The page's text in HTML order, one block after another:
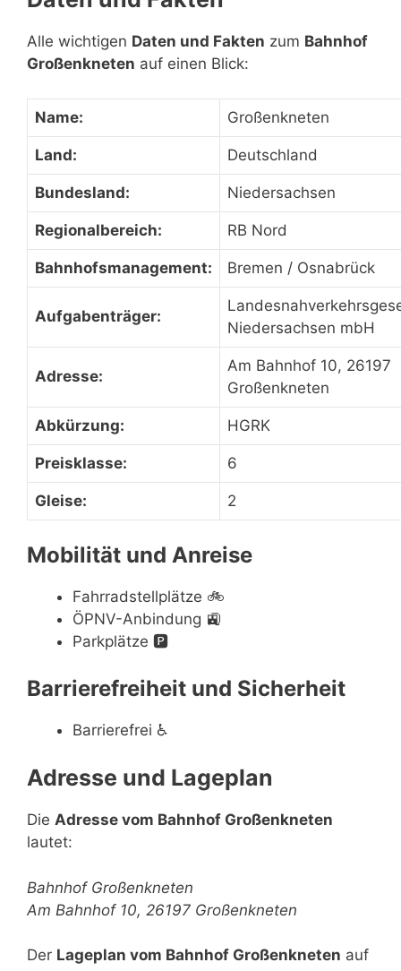
Alle wichtigen Daten und Fakten zum Bahnhof
Großenkneten auf einen Blick:
Name: Großenkneten
Land: Deutschland
Bundesland: Niedersachsen
Regionalbereich: RB Nord
Bahnhofsmanagement: Bremen / Osnabrück
Aufgabenträger:
Niedersachsen mbH
Adresse:
Am Bahnhof 10, 26197
Großenkneten
Abkürzung: HGRK
Preisklasse: 6
Gleise: 2
Mobilität und Anreise
Fahrradstellplätze 🚲
ÖPNV-Anbindung 🚉
Parkplätze 🅿️
Barrierefreiheit und Sicherheit
Barrierefrei ♿
Adresse und Lageplan
Die Adresse vom Bahnhof Großenkneten
lautet:
Bahnhof Großenkneten
Am Bahnhof 10, 26197 Großenkneten
Der Lageplan vom Bahnhof Großenkneten auf